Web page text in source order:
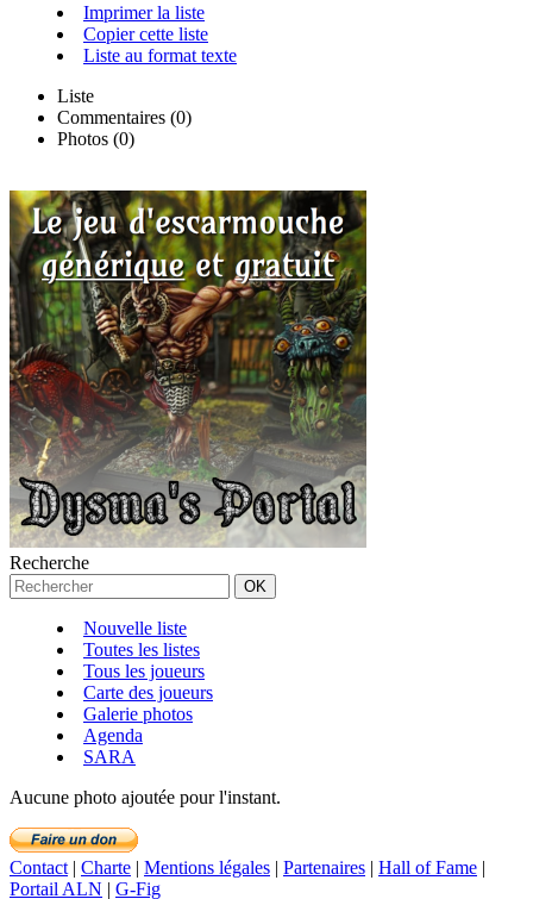
Imprimer la liste
Copier cette liste
Liste au format texte
Liste
Commentaires (0)
Photos (0)
Recherche
Nouvelle liste
Toutes les listes
Tous les joueurs
Carte des joueurs
Galerie photos
Agenda
SARA
Aucune photo ajoutée pour l'instant.
Contact | Charte | Mentions légales | Partenaires | Hall of Fame |
Portail ALN | G-Fig